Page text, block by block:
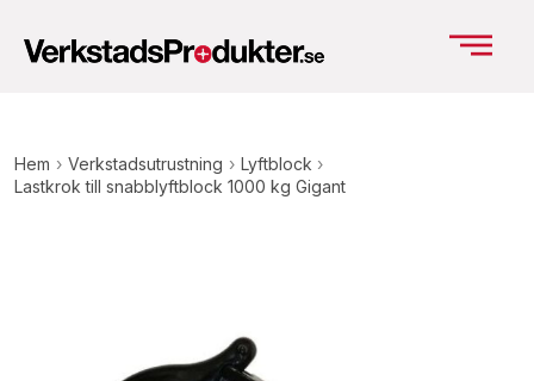
Hem › Verkstadsutrustning › Lyftblock ›
Lastkrok till snabblyftblock 1000 kg Gigant